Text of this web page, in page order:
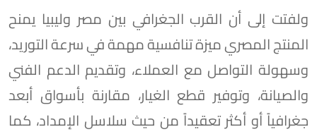
ولفتت إلى أن القرب الجغرافي بين مصر وليبيا يمنح
المنتج المصري ميزة تنافسية مهمة في سرعة التوريد،
وسهولة التواصل مع العملاء، وتقديم الدعم الفني
والصيانة، وتوفير قطع الغيار، مقارنة بأسواق أبعد
جغرافياً أو أكثر تعقيداً من حيث سلاسل الإمداد، كما